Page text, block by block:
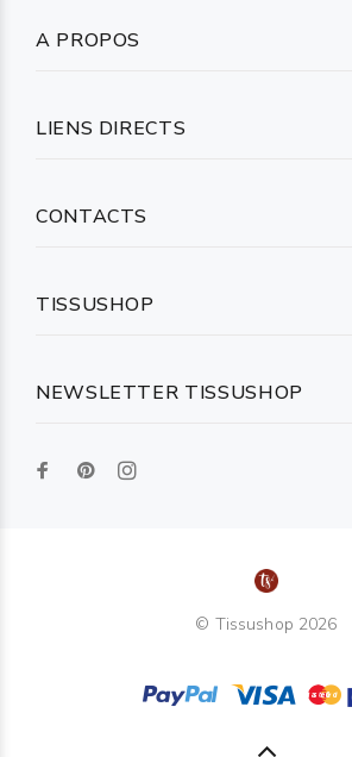
NEWSLETTER TISSUSHOP
A PROPOS
LIENS DIRECTS
CONTACTS
TISSUSHOP
© Tissushop 2026